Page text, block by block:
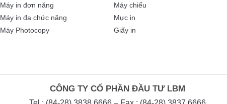
Máy in đơn năng
Máy in đa chức năng
Máy Photocopy
Máy chiếu
Mực in
Giấy in
CÔNG TY CỔ PHẦN ĐẦU TƯ LBM